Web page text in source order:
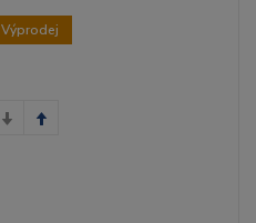
Výprodej